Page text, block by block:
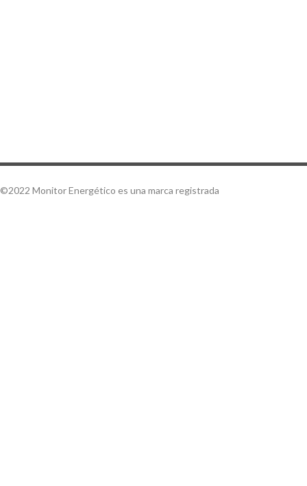
©2022 Monitor Energético es una marca registrada